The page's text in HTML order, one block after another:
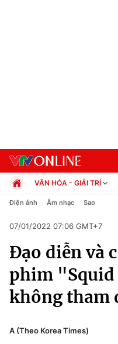
Chuyên mục
Chính trị
Xã hội
Pháp luật
VĂN HÓA - GIẢI TRÍ
Chính trị
Pháp luật
Kinh tế
Thể thao
Truyền hình
Văn hóa - Giải trí
Y tế
Công nghệ
Điện ảnh Âm nhạc Sao
07/01/2022 07:06 GMT+7
Đạo diễn và
phim "Squid
không tham
A (Theo Korea Times)